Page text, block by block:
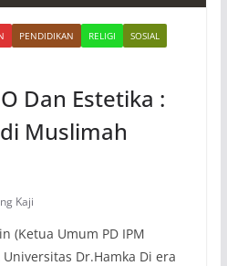
PENDIDIKAN RELIGI
SOSIAL
Dan Estetika :
Muslimah
Kaji
(Ketua Umum PD IPM
Universitas Dr.Hamka Di era